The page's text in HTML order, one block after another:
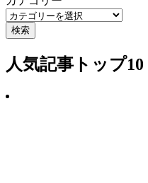
検索
人気記事トップ10